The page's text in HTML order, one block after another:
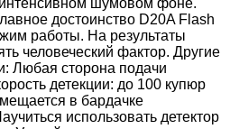
достоинство D20A Flash
работы. На результаты
человеческий фактор. Другие
Любая сторона подачи
детекции: до 100 купюр
в бардачке
использовать детектор